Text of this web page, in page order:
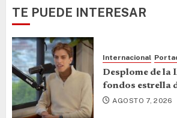
TE PUEDE INTERESAR
Internacional
Desplome de la
fondos estrella
AGOSTO 7, 2026